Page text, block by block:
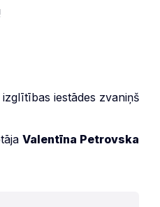
iestādes zvaniņš
Valentīna Petrovska